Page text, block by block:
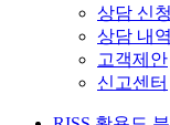
상담 신청
상담 내
고객제안
신고센터